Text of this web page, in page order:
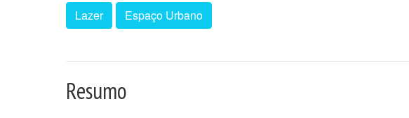
Lazer Espaço Urbano
Resumo